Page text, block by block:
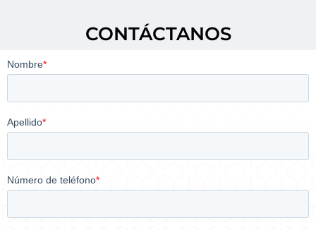
CONTÁCTANOS